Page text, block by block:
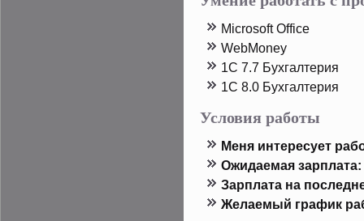
Microsoft Office
WebMoney
1C 7.7 Бухгалтерия
1C 8.0 Бухгалтерия
Условия работы
Меня интересует
Ожидаемая зарплата:
Зарплата на
Желаемый график